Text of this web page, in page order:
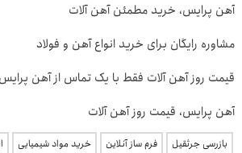
آهن پرایس، خرید مطمئن آهن آلات
مشاوره رایگان برای خرید انواع آهن و فولاد
قیمت روز آهن آلات فقط با یک تماس از آهن پرایس
آهن پرایس، قیمت روز آهن آلات
بازرسی جرثقیل فرم ساز آنلاین خرید مواد شیمیایی